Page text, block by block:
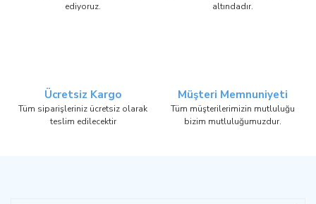
ediyoruz.
altındadır.
Ücretsiz Kargo
Tüm siparişleriniz ücretsiz olarak
teslim edilecektir
Müşteri Memnuniyeti
Tüm müşterilerimizin mutluluğu
bizim mutluluğumuzdur.